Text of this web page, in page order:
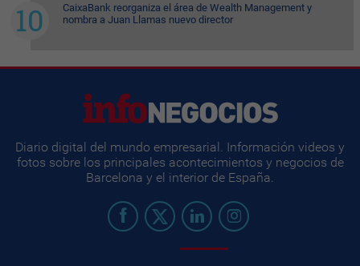
CaixaBank reorganiza el área de Wealth Management y
nombra a Juan Llamas nuevo director
Diario digital del mundo empresarial. Información videos y
fotos sobre los principales acontecimientos y negocios de
Barcelona y el interior de España.